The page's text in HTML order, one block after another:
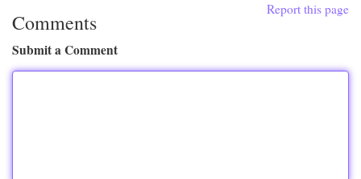
Report this page
Comments
Submit a Comment